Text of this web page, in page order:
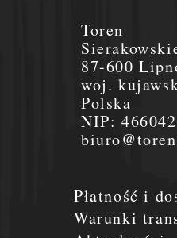
Płatność i
Warunki
Toren
87-600
woj.
Polska
NIP: